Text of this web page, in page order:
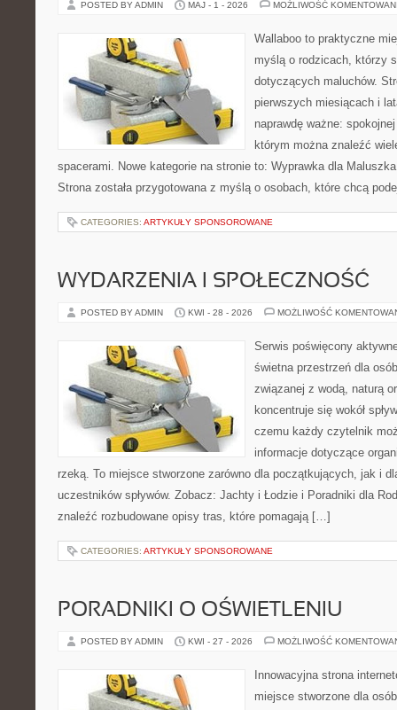
POSTED BY ADMIN MAJ - 1 - 2026 MOŻLIWOŚĆ
Wallaboo to praktyczne
myślą o rodzicach, którzy
dotyczących maluchów.
pierwszych miesiącach i
naprawdę ważne:
którym można znaleźć
spacerami. Nowe kategorie na stronie to: Wyprawka dla
Strona została przygotowana z myślą o osobach, które chcą
CATEGORIES: ARTYKUŁY SPONSOROWANE
WYDARZENIA I SPOŁECZNOŚĆ
POSTED BY ADMIN KWI - 28 - 2026 MOŻLIWOŚĆ
Serwis poświęcony
świetna przestrzeń dla
związanej z wodą, naturą
koncentruje się wokół
czemu każdy czytelnik
informacje dotyczące
rzeką. To miejsce stworzone zarówno dla początkujących, jak i
uczestników spływów. Zobacz: Jachty i Łodzie i Poradniki dla
znaleźć rozbudowane opisy tras, które pomagają […]
CATEGORIES: ARTYKUŁY SPONSOROWANE
PORADNIKI O OŚWIETLENIU
POSTED BY ADMIN KWI - 27 - 2026 MOŻLIWOŚĆ
Innowacyjna strona
miejsce stworzone dla